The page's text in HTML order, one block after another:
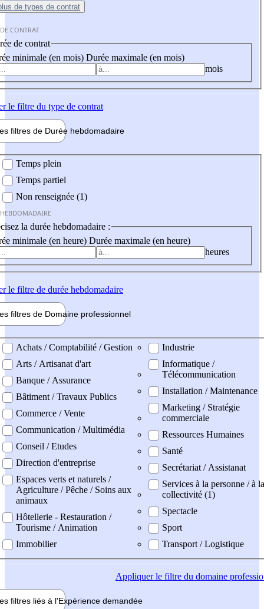
de types de contrat
CONTRAT
de contrat
minimale (en mois) Durée maximale (en mois)
mois
le filtre du type de contrat
filtres de Durée hebdomadaire
Temps plein
Temps partiel
Non renseignée (1)
la durée hebdomadaire :
minimale (en heure) Durée maximale (en heure)
heures
le filtre de durée hebdomadaire
filtres de Domaine professionnel
professionel
Achats / Comptabilité / Gestion
Arts / Artisanat d'art
Banque / Assurance
Bâtiment / Travaux Publics
Commerce / Vente
Communication / Multimédia
Conseil / Etudes
Direction d'entreprise
Espaces verts et naturels /
Agriculture / Pêche / Soins aux
animaux
Hôtellerie - Restauration /
Tourisme / Animation
Immobilier
Industrie
Informatique /
Télécommunication
Installation / Maintenance
Marketing / Stratégie
commerciale
Ressources Humaines
Santé
Secrétariat / Assistanat
Services à la personne / à la
collectivité (1)
Spectacle
Sport
Transport / Logistique
Appliquerle filtre du domaine
filtres liés à l'Expérience demandée